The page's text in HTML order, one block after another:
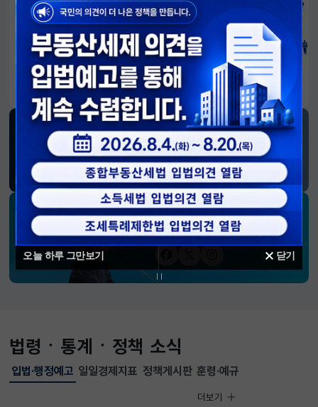
오늘 하루 그만보기 닫기
알림판
국민이 만든 대전환의 길-회복과 도약, 모두의 1년
재정경제부 SNS 소식
블로그페이스북트위터(X)유튜브인스타그램
소통하는 경제 리더 구윤철 장관의
SNS 채널
법령ㆍ통계ㆍ정책 소식
입법·행정예고
선택됨
입법·행정예고
더보기
일일경제지표 정책게시판 훈령·예규